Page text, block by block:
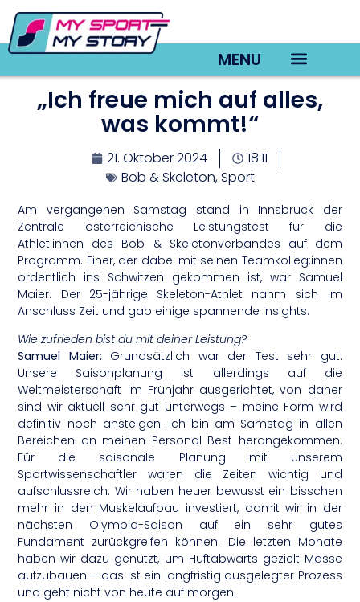
MENU
„Ich freue mich auf alles,
was kommt!“
21. Oktober 2024
18:11
Bob & Skeleton,Sport
Am vergangenen Samstag stand in Innsbruck der
Zentrale österreichische Leistungstest für die
Athlet:innen des Bob & Skeletonverbandes auf dem
Programm. Einer, der dabei mit seinen Teamkolleg:innen
ordentlich ins Schwitzen gekommen ist, war Samuel
Maier. Der 25-jährige Skeleton-Athlet nahm sich im
Anschluss Zeit und gab einige spannende Insights.
Wie zufrieden bist du mit deiner Leistung?
Samuel Maier: Grundsätzlich war der Test sehr gut.
Unsere Saisonplanung ist allerdings auf die
Weltmeisterschaft im Frühjahr ausgerichtet, von daher
sind wir aktuell sehr gut unterwegs – meine Form wird
definitiv noch ansteigen. Ich bin am Samstag in allen
Bereichen an meinen Personal Best herangekommen.
Für die saisonale Planung mit unserem
Sportwissenschaftler waren die Zeiten wichtig und
aufschlussreich. Wir haben heuer bewusst ein bisschen
mehr in den Muskelaufbau investiert, damit wir in der
nächsten Olympia-Saison auf ein sehr gutes
Fundament zurückgreifen können. Die letzten Monate
haben wir dazu genützt, um Hüftabwärts gezielt Masse
aufzubauen – das ist ein langfristig ausgelegter Prozess
und geht nicht von heute auf morgen.